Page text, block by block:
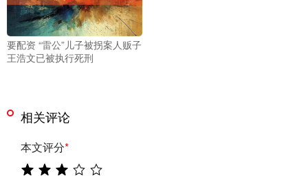
要配资 “雷公”儿子被拐案人贩子
王浩文已被执行死刑
相关评论
本文评分*